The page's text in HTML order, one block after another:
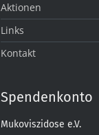
Aktionen
Links
Kontakt
Spendenkonto
Mukoviszidose e.V.